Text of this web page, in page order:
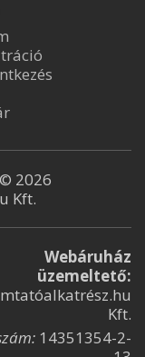
2026
Kft.
Webáruház
üzemeltető:
Kft.
14351354-2-